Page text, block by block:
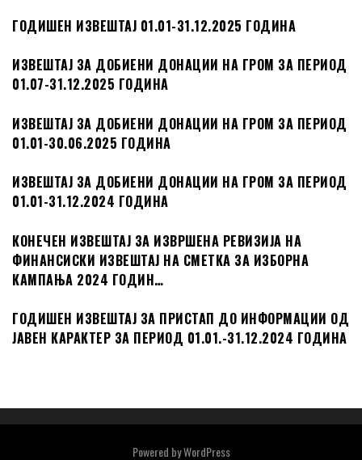
ГОДИШЕН ИЗВЕШТАЈ 01.01-31.12.2025 ГОДИНА
ИЗВЕШТАЈ ЗА ДОБИЕНИ ДОНАЦИИ НА ГРОМ ЗА ПЕРИОД
01.07-31.12.2025 ГОДИНА
ИЗВЕШТАЈ ЗА ДОБИЕНИ ДОНАЦИИ НА ГРОМ ЗА ПЕРИОД
01.01-30.06.2025 ГОДИНА
ИЗВЕШТАЈ ЗА ДОБИЕНИ ДОНАЦИИ НА ГРОМ ЗА ПЕРИОД
01.01-31.12.2024 ГОДИНА
КОНЕЧЕН ИЗВЕШТАЈ ЗА ИЗВРШЕНА РЕВИЗИЈА НА
ФИНАНСИСКИ ИЗВЕШТАЈ НА СМЕТКА ЗА ИЗБОРНА
КАМПАЊА 2024 ГОДИН…
ГОДИШЕН ИЗВЕШТАЈ ЗА ПРИСТАП ДО ИНФОРМАЦИИ ОД
ЈАВЕН КАРАКТЕР ЗА ПЕРИОД 01.01.-31.12.2024 ГОДИНА
Powered byWordPress